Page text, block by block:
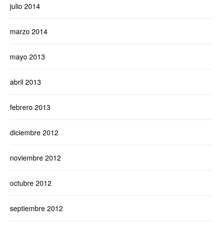
julio 2014
marzo 2014
mayo 2013
abril 2013
febrero 2013
diciembre 2012
noviembre 2012
octubre 2012
septiembre 2012